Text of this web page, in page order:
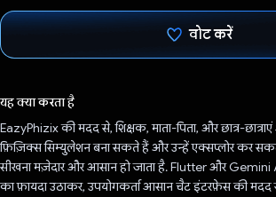
वोट करें
यह क्या करता है
EazyPhizix की मदद से, शिक्षक, माता-पिता, और छात्र-
फ़िज़िक्स सिम्युलेशन बना सकते हैं और उन्हें एक्सप्लोर कर
सीखना मज़ेदार और आसान हो जाता है. Flutter और
का फ़ायदा उठाकर, उपयोगकर्ता आसान चैट इंटरफ़ेस की